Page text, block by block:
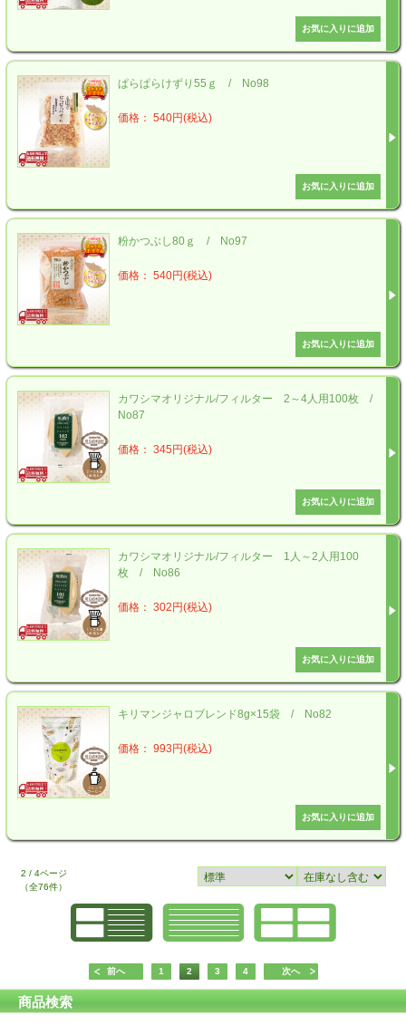
ぱらぱらけずり55ｇ / No98
価格： 540円(税込)
粉かつぶし80ｇ / No97
価格： 540円(税込)
カワシマオリジナル/フィルター 2～4人用100枚 /
No87
価格： 345円(税込)
カワシマオリジナル/フィルター 1人～2人用100
枚 / No86
価格： 302円(税込)
キリマンジャロブレンド8g×15袋 / No82
価格： 993円(税込)
2 / 4ページ
（全76件）
前へ 1 2 3 4 次へ
商品検索